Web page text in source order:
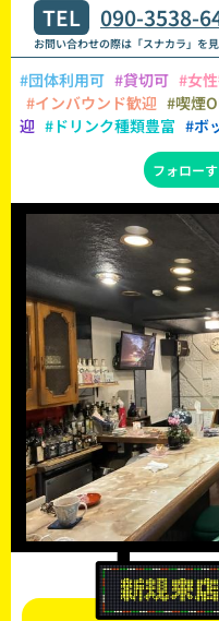
TEL 090-3538-
お問い合わせの際は「スナカラ」を
#団体利用可 #貸切可 #女
#インバウンド歓迎 #喫煙
迎 #ドリンク種類豊富 #ボ
フォロー